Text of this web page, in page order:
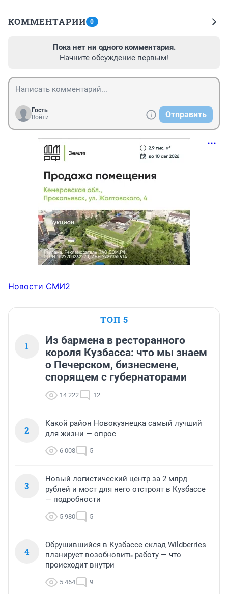
КОММЕНТАРИИ 0
Пока нет ни одного комментария.
Начните обсуждение первым!
Гость
Войти
Отправить
Новости СМИ2
ТОП 5
1
Из бармена в ресторанного
короля Кузбасса: что мы знаем
о Печерском, бизнесмене,
спорящем с губернаторами
14 222 12
2
Какой район Новокузнецка самый лучший
для жизни — опрос
6 008 5
3
Новый логистический центр за 2 млрд
рублей и мост для него отстроят в Кузбассе
— подробности
5 980 5
4
Обрушившийся в Кузбассе склад Wildberries
планирует возобновить работу — что
происходит внутри
5 464 9